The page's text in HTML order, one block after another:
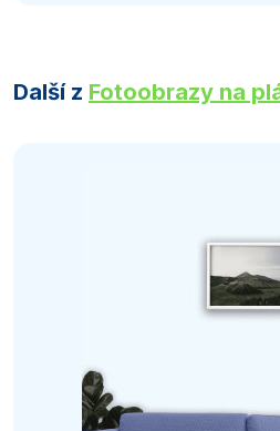
Další z Fotoobrazy na